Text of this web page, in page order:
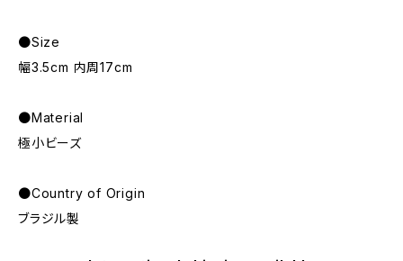
●Size
幅3.5cm 内周17cm
●Material
極小ビーズ
●Country of Origin
ブラジル製